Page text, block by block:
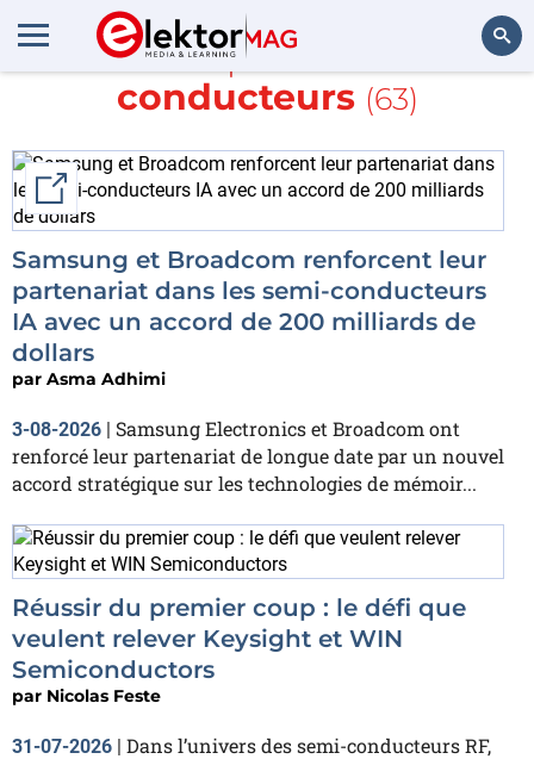
En savoir plus sur
conducteurs (63)
External link
Samsung et Broadcom renforcent leur
partenariat dans les semi-conducteurs
IA avec un accord de 200 milliards de
dollars
par Asma Adhimi
3-08-2026 | Samsung Electronics et Broadcom ont
renforcé leur partenariat de longue date par un nouvel
accord stratégique sur les technologies de mémoir...
Réussir du premier coup : le défi que
veulent relever Keysight et WIN
Semiconductors
par Nicolas Feste
31-07-2026 | Dans l’univers des semi-conducteurs RF,